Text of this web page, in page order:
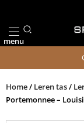
de
inhoud
menu
Home/ Leren tas/
Portemonnee –